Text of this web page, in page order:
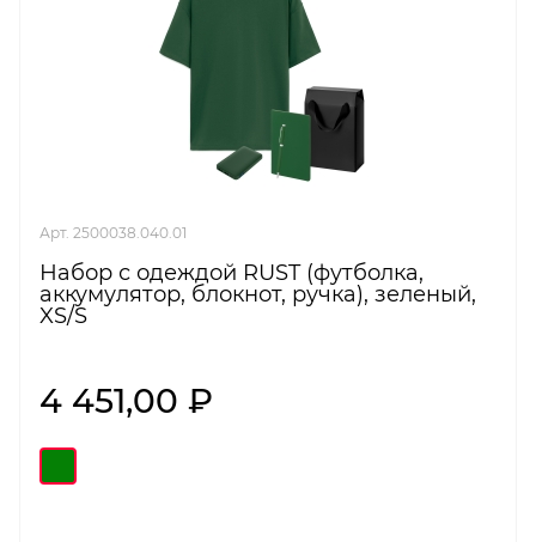
Арт. 2500038.040.01
Набор с одеждой RUST (футболка,
аккумулятор, блокнот, ручка), зеленый,
XS/S
4 451,00 ₽